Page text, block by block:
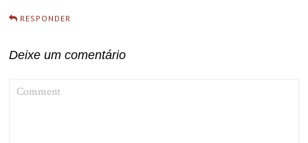
RESPONDER
Deixe um comentário